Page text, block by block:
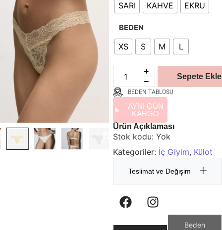
SARI KAHVE EKRU
BEDEN
XS S M L
Sepete Ekle
BEDEN TABLOSU
AYNI GÜN
KARGO
Ürün Açıklaması
Stok kodu:Yok
Kategoriler: İç Giyim, Külot
Teslimat ve Değişim
Beden